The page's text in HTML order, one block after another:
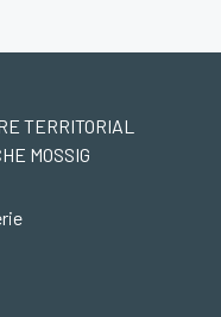
TERRITORIAL
MOSSIG